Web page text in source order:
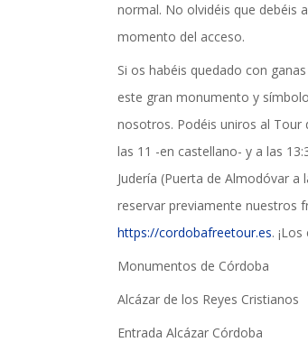
normal. No olvidéis que debéis
momento del acceso.
Si os habéis quedado con
este gran monumento y
nosotros. Podéis uniros al Tour
las 11 -en castellano- y a las
Judería (Puerta de Almodóvar a
reservar previamente nuestros
https://cordobafreetour.es.
Monumentos de Córdoba
Alcázar de los Reyes Cristianos
Entrada Alcázar Córdoba